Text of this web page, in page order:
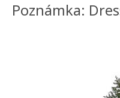
Poznámka: